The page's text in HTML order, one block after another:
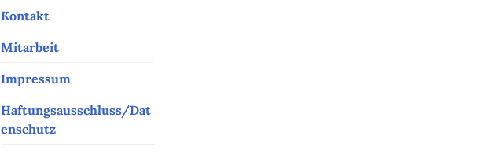
Kontakt
Mitarbeit
Impressum
Haftungsausschluss/Dat
enschutz